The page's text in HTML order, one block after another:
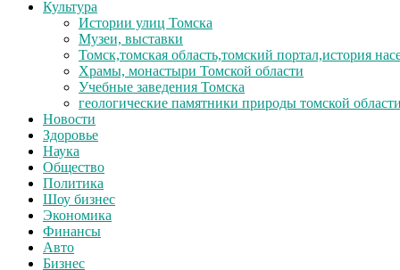
Культура
Истории улиц Томска
Музеи, выставки
Томск,томская область,томский портал,история
Храмы, монастыри Томской области
Учебные заведения Томска
геологические памятники природы томской
Новости
Здоровье
Наука
Общество
Политика
Шоу бизнес
Экономика
Финансы
Авто
Бизнес